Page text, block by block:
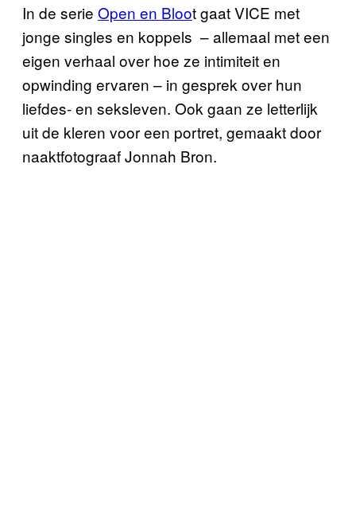
In de serie Open en Bloot gaat VICE met
jonge singles en koppels – allemaal met een
eigen verhaal over hoe ze intimiteit en
opwinding ervaren – in gesprek over hun
liefdes- en seksleven. Ook gaan ze letterlijk
uit de kleren voor een portret, gemaakt door
naaktfotograaf Jonnah Bron.